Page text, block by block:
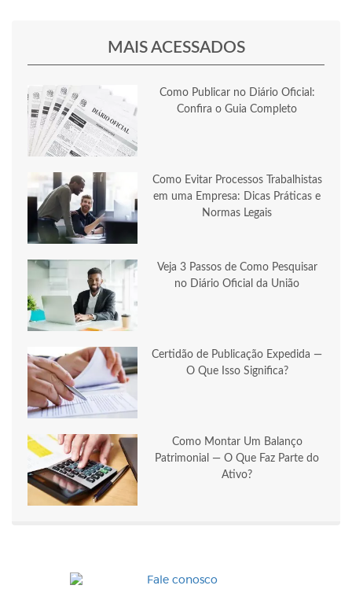
MAIS ACESSADOS
Como Publicar no Diário Oficial:
Confira o Guia Completo
Como Evitar Processos Trabalhistas
em uma Empresa: Dicas Práticas e
Normas Legais
Veja 3 Passos de Como Pesquisar
no Diário Oficial da União
Certidão de Publicação Expedida —
O Que Isso Significa?
Como Montar Um Balanço
Patrimonial — O Que Faz Parte do
Ativo?